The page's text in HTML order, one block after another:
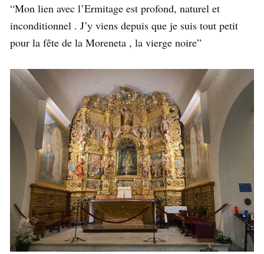
“Mon lien avec l’Ermitage est profond, naturel et
inconditionnel . J’y viens depuis que je suis tout petit
pour la fête de la Moreneta , la vierge noire”